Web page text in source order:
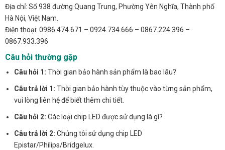
Địa chỉ: Số 938 đường Quang Trung, Phường Yên Nghĩa, Thành phố
Hà Nội, Việt Nam.
Điện thoại: 0986.474.671 – 0924.734.666 – 0867.224.396 –
0867.933.396
Câu hỏi thường gặp
Câu hỏi 1: Thời gian bảo hành sản phẩm là bao lâu?
Câu trả lời 1: Thời gian bảo hành tùy thuộc vào từng sản phẩm,
vui lòng liên hệ để biết thêm chi tiết.
Câu hỏi 2: Các loại chip LED được sử dụng là gì?
Câu trả lời 2: Chúng tôi sử dụng chip LED
Epistar/Philips/Bridgelux.